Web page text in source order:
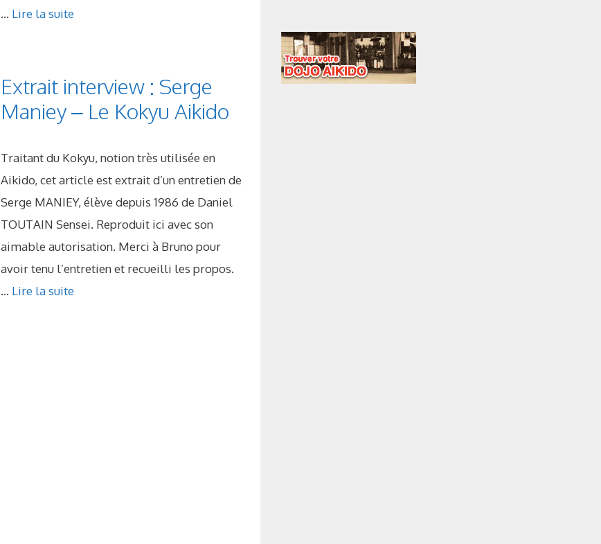
... Lire la suite
Extrait interview : Serge
Maniey – Le Kokyu Aikido
Traitant du Kokyu, notion très utilisée en
Aikido, cet article est extrait d’un entretien de
Serge MANIEY, élève depuis 1986 de Daniel
TOUTAIN Sensei. Reproduit ici avec son
aimable autorisation. Merci à Bruno pour
avoir tenu l’entretien et recueilli les propos.
... Lire la suite